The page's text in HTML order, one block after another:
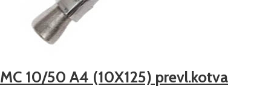
10/50 A4 (10X125) prevl.kotva